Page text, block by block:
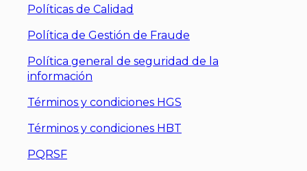
Políticas de Calidad
Política de Gestión de Fraude
Política general de seguridad de la
información
Términos y condiciones HGS
Términos y condiciones HBT
PQRSF